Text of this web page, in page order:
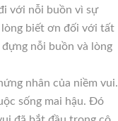
với nỗi buồn vì sự
lòng biết ơn đối với tất
nỗi buồn và lòng
nhân của niềm vui.
sống mai hậu. Đó